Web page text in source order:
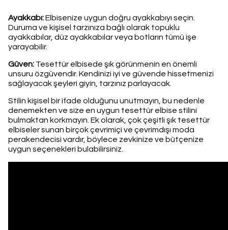
Ayakkabı:Elbisenize uygun doğru ayakkabıyı seçin.
Duruma ve kişisel tarzınıza bağlı olarak topuklu
ayakkabılar, düz ayakkabılar veya botların tümü işe
yarayabilir.
Güven: Tesettür elbisede şık görünmenin en önemli
unsuru özgüvendir. Kendinizi iyi ve güvende hissetmenizi
sağlayacak şeyleri giyin, tarzınız parlayacak.
Stilin kişisel bir ifade olduğunu unutmayın, bu nedenle
denemekten ve size en uygun tesettür elbise stilini
bulmaktan korkmayın. Ek olarak, çok çeşitli şık tesettür
elbiseler sunan birçok çevrimiçi ve çevrimdışı moda
perakendecisi vardır, böylece zevkinize ve bütçenize
uygun seçenekleri bulabilirsiniz.